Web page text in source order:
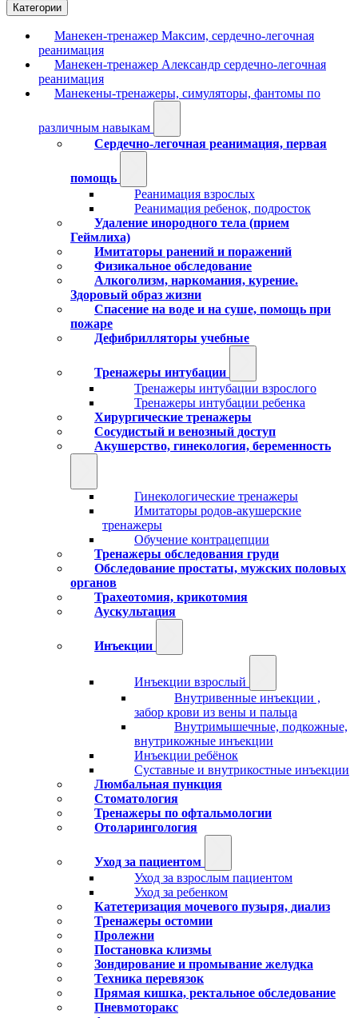
Категории
Манекен-тренажер Максим, сердечно-легочная
реанимация
Манекен-тренажер Александр сердечно-легочная
реанимация
Манекены-тренажеры, симуляторы, фантомы по
различным навыкам
Сердечно-легочная реанимация, первая
помощь
Реанимация взрослых
Реанимация ребенок, подросток
Удаление инородного тела (прием
Геймлиха)
Имитаторы ранений и поражений
Физикальное обследование
Алкоголизм, наркомания, курение.
Здоровый образ жизни
Спасение на воде и на суше, помощь при
пожаре
Дефибрилляторы учебные
Тренажеры интубации
Тренажеры интубации взрослого
Тренажеры интубации ребенка
Хирургические тренажеры
Сосудистый и венозный доступ
Акушерство, гинекология, беременность
Гинекологические тренажеры
Имитаторы родов-акушерские
тренажеры
Обучение контрацепции
Тренажеры обследования груди
Обследование простаты, мужских половых
органов
Трахеотомия, крикотомия
Аускультация
Инъекции
Инъекции взрослый
Внутривенные инъекции ,
забор крови из вены и пальца
Внутримышечные, подкожные,
внутрикожные инъекции
Инъекции ребёнок
Суставные и внутрикостные инъекции
Люмбальная пункция
Стоматология
Тренажеры по офтальмологии
Отоларингология
Уход за пациентом
Уход за взрослым пациентом
Уход за ребенком
Катетеризация мочевого пузыря, диализ
Тренажеры остомии
Пролежни
Постановка клизмы
Зондирование и промывание желудка
Техника перевязок
Прямая кишка, ректальное обследование
Пневмоторакс